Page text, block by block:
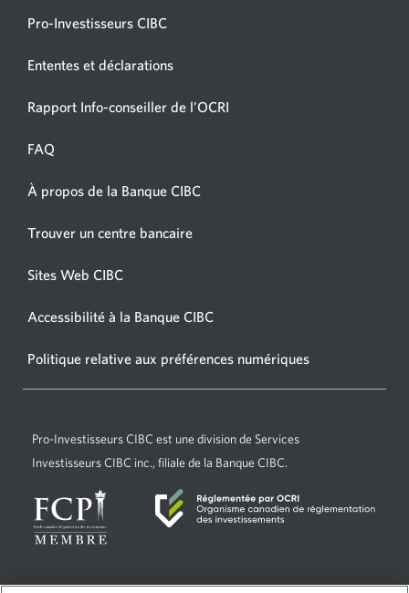
Pro-Investisseurs CIBC
Ententes et déclarations
Rapport Info-conseiller de l’OCRI
FAQ
À propos de la Banque CIBC
Trouver un centre bancaire
Sites Web CIBC
fenêtre
Accessibilité à la Banque CIBC
fenêtre
s’affichera.
Politique relative aux préférences numériques
Pro-Investisseurs CIBC est une division de Services
Investisseurs CIBC inc., filiale de la Banque CIBC.